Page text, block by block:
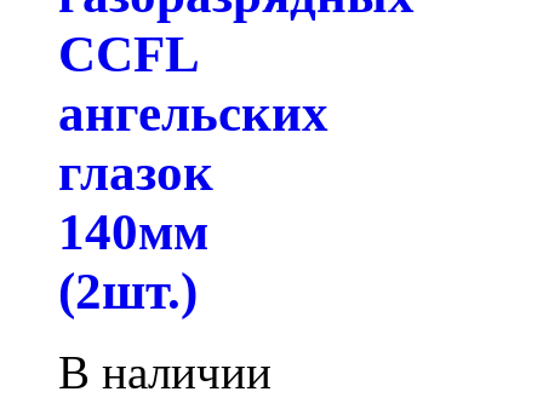
CCFL
ангельских
глазок
140мм
(2шт.)
В наличии